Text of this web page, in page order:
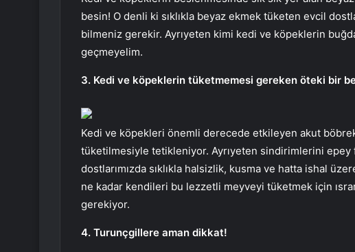
besin! O denli ki sıklıkla beyaz ekmek tüketen evcil
bilmeniz gerekir. Ayrıyeten kimi kedi ve köpeklerin
geçmeyelim.
3. Kedi ve köpeklerin tüketmemesi gereken öteki bir
Kedi ve köpekleri önemli derecede etkileyen akut
tüketilmesiyle tetikleniyor. Ayrıyeten sindirimlerini
dostlarımızda sıklıkla halsizlik, kusma ve hatta ishal
ne kadar kendileri bu lezzetli meyveyi tüketmek için
gerekiyor.
4. Turunçgillere aman dikkat!